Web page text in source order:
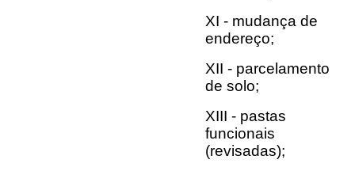
XI - mudança de
endereço;
XII - parcelamento
de solo;
XIII - pastas
funcionais
(revisadas);